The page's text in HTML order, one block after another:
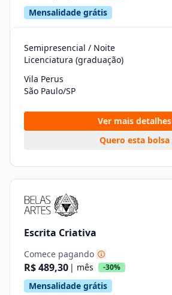
Mensalidade grátis
Semipresencial / Noite
Licenciatura (graduação)
Vila Perus
São Paulo/SP
Ver mais detalhes
Quero esta bolsa
Escrita Criativa
Comece pagando
R$ 489,30 | mês -30%
Mensalidade grátis